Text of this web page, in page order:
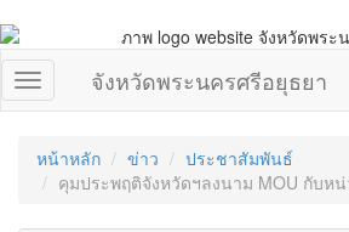
จังหวัดพระนครศรีอยุธยา
หน้าหลัก ข่าว
ประชาสัมพันธ์
คุมประพฤติจังหวัดฯลงนาม MOU กับห